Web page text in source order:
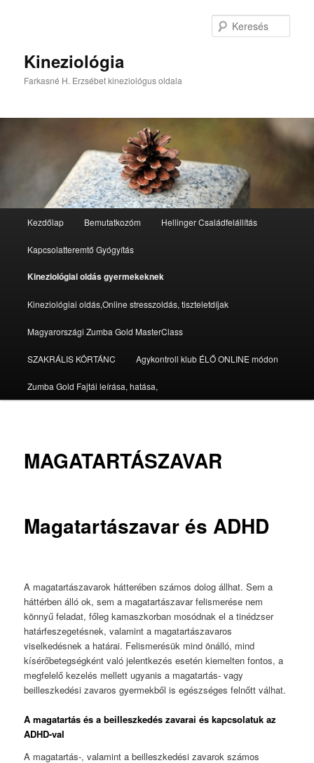
Kineziológia
Farkasné H. Erzsébet kineziológus oldala
Kezdőlap Bemutatkozóm Hellinger Családfelállítás
Kapcsolatteremtő Gyógyítás
Kineziológiai oldás gyermekeknek
Kineziológiai oldás,Online stresszoldás, tiszteletdíjak
Magyarországi Zumba Gold MasterClass
SZAKRÁLIS KÖRTÁNC Agykontroll klub ÉLŐ ONLINE módon
Zumba Gold Fajtái leírása, hatása,
MAGATARTÁSZAVAR
Magatartászavar és ADHD
A magatartászavarok hátterében számos dolog állhat. Sem a
háttérben álló ok, sem a magatartászavar felismerése nem
könnyű feladat, főleg kamaszkorban mosódnak el a tinédzser
határfeszegetésnek, valamint a magatartászavaros
viselkedésnek a határai. Felismerésük mind önálló, mind
kísérőbetegségként való jelentkezés esetén kiemelten fontos, a
megfelelő kezelés mellett ugyanis a magatartás- vagy
beilleszkedési zavaros gyermekből is egészséges felnőtt válhat.
A magatartás és a beilleszkedés zavarai és kapcsolatuk az
ADHD-val
A magatartás-, valamint a beilleszkedési zavarok számos